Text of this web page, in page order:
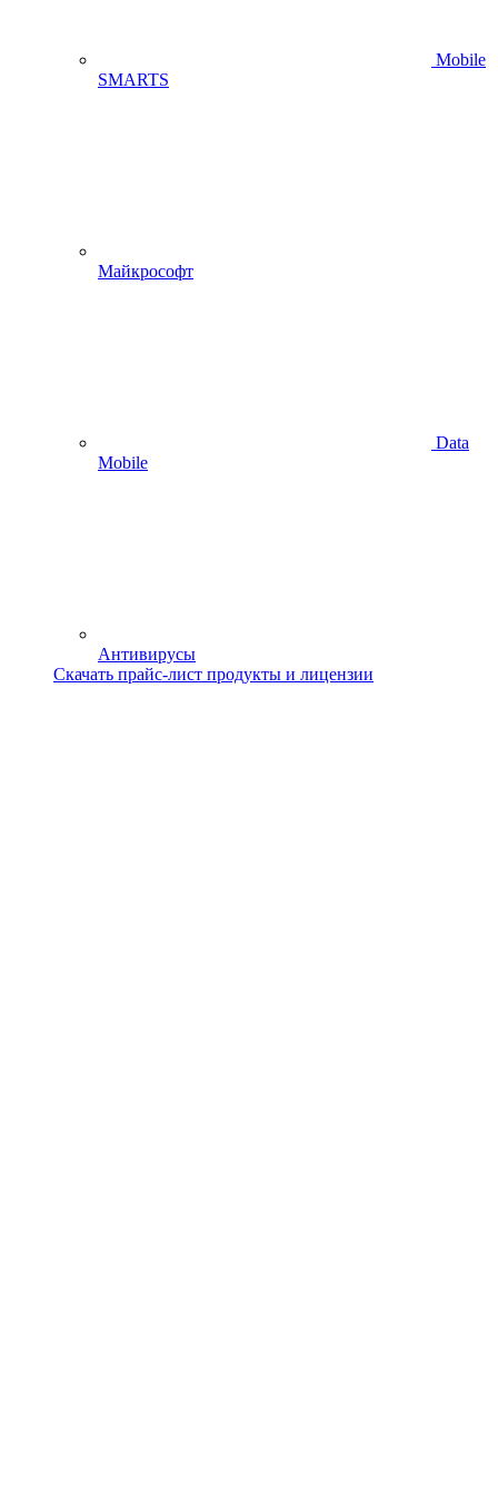
Mobile
SMARTS
Майкрософт
Data
Mobile
Антивирусы
Скачать прайс-лист продукты и лицензии